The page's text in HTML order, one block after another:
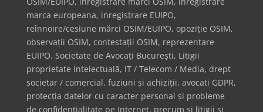
marca europeana, inregistrare EUIPO,
reînnoire/cesiune mărci OSIM/EUIPO, opoziție OSIM,
observații OSIM, contestații OSIM, reprezentare
EUIPO. Societate de Avocați București, Litigii
proprietate intelectuală, IT / Telecom / Media, drept
societar / comercial, fuziuni și achiziții, avocati GDPR,
protecția datelor cu caracter personal și probleme
de confidențialitate pe Internet, precum și litigii și